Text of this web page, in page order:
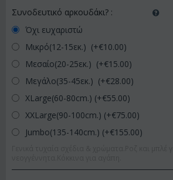
Συνοδευτικό αρκουδάκι? :
Όχι ευχαριστώ
Μικρό(12-15εκ.) (+€10.00)
Μεσαίο(20-25εκ.) (+€15.00)
Μεγάλο(35-45εκ.) (+€28.00)
XLarge(60-80cm.) (+€55.00)
XXLarge(90-100cm.) (+€75.00)
Jumbo(135-140cm.) (+€155.00)